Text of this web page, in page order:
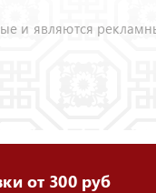
и являются
от 300 руб